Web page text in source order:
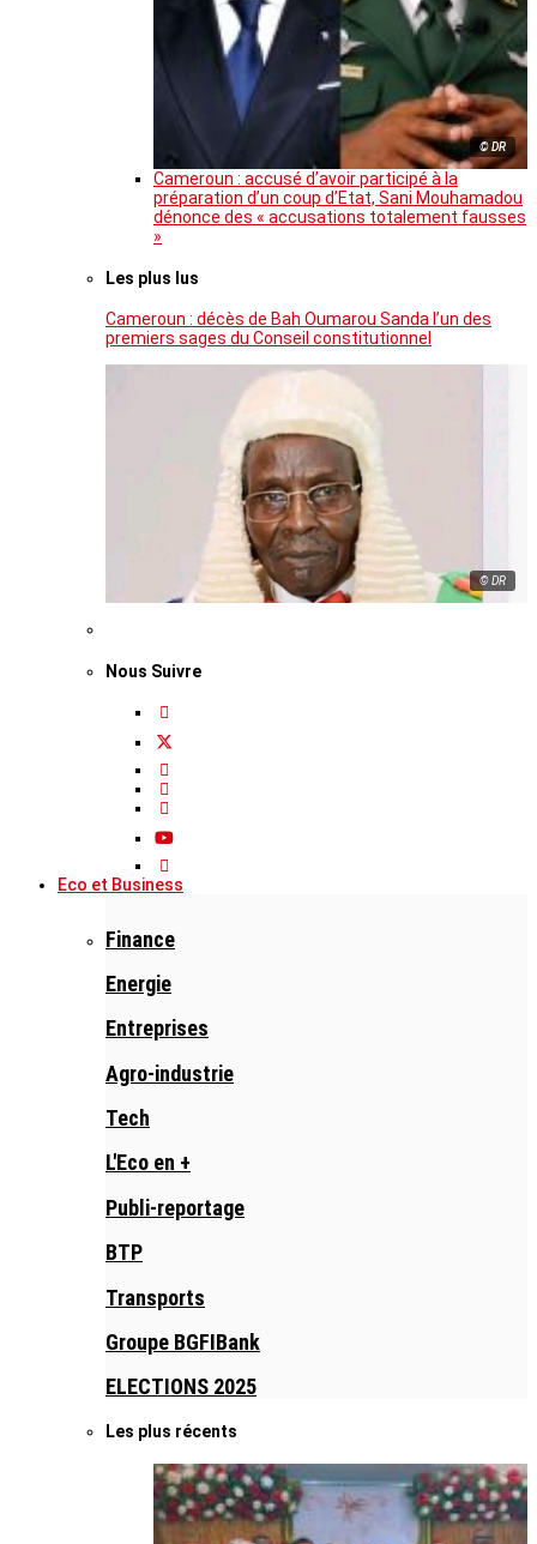
© DR
Cameroun : accusé d’avoir participé à la
préparation d’un coup d’Etat, Sani Mouhamadou
dénonce des « accusations totalement fausses
»
Les plus lus
Cameroun : décès de Bah Oumarou Sanda l’un des
premiers sages du Conseil constitutionnel
© DR
Nous Suivre
Eco et Business
Finance
Energie
Entreprises
Agro-industrie
Tech
L'Eco en +
Publi-reportage
BTP
Transports
Groupe BGFIBank
ELECTIONS 2025
Les plus récents